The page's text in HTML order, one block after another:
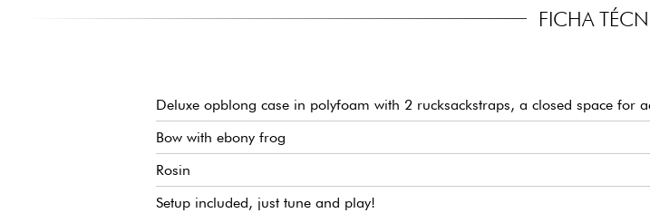
FICHA
Deluxe opblong case in polyfoam with 2 rucksackstraps, a closed space for
Bow with ebony frog
Rosin
Setup included, just tune and play!